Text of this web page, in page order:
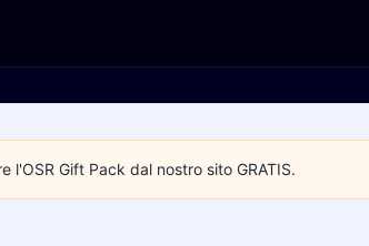
Gift Pack dal nostro sito GRATIS.